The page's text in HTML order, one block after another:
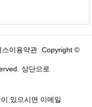
스이용약관 Copyright ©
상단으로
있으시면 이메일